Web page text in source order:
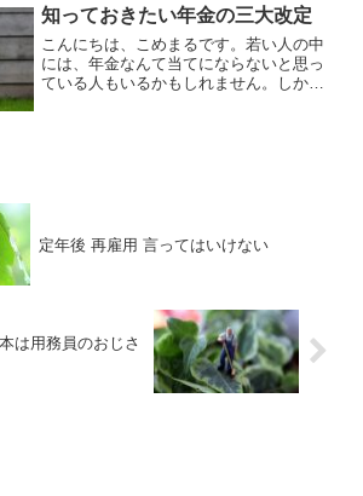
いう特集は、自分が既にやっていること
の裏を取れたように感じ。
知っておきたい年金の三大改定
こんにちは、こめまるです。若い人の中
には、年金なんて当てにならないと思っ
ている人もいるかもしれません。しか
定年後 再雇用 言ってはいけない
は用務員のおじさ